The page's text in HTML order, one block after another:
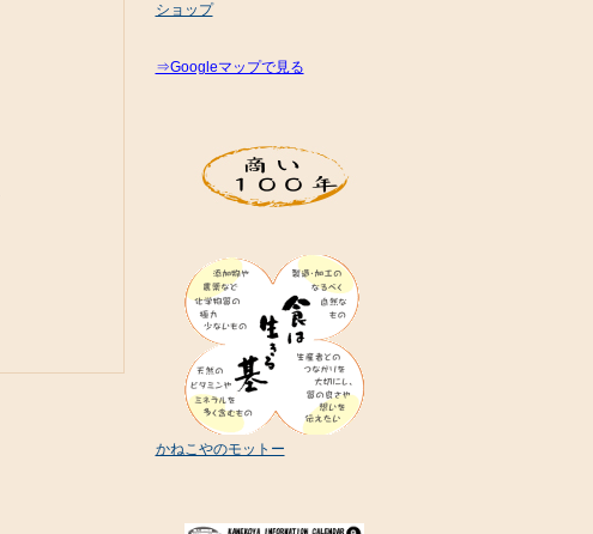
ショップ
⇒Googleマップで見る
かねこやのモットー